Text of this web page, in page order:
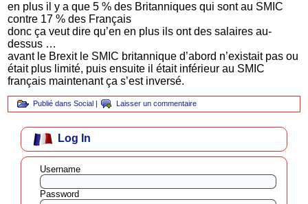
en plus il y a que 5 % des Britanniques qui sont au SMIC
contre 17 % des Français
donc ça veut dire qu’en en plus ils ont des salaires au-
dessus …
avant le Brexit le SMIC britannique d’abord n’existait pas ou
était plus limité, puis ensuite il était inférieur au SMIC
français maintenant ça s’est inversé.
Publié dans Social Laisser un commentaire
Log In
Username
Password